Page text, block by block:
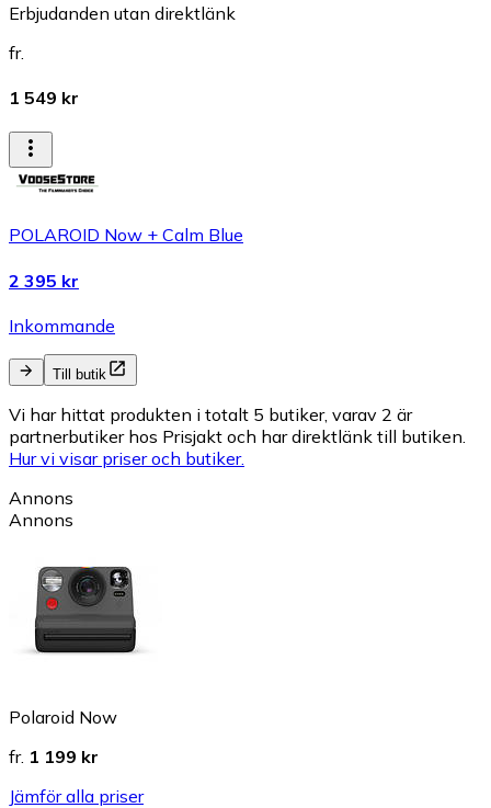
Erbjudanden utan direktlänk
fr.
1 549 kr
POLAROID Now + Calm Blue
2 395 kr
Inkommande
Till butik
Vi har hittat produkten i totalt 5 butiker, varav 2 är
partnerbutiker hos Prisjakt och har direktlänk till butiken.
Hur vi visar priser och butiker.
Annons
Annons
Polaroid Now
fr. 1 199 kr
Jämför alla priser